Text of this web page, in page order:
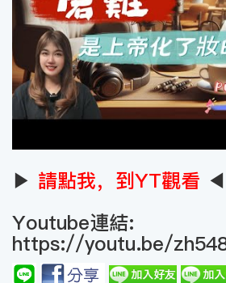
▶ 請點我，到YT觀看 ◀
Youtube連結:
https://youtu.be/